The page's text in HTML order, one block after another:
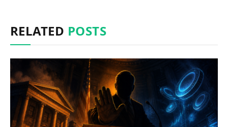
RELATED POSTS